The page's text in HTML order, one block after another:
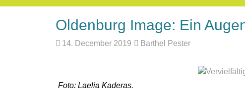
Oldenburg Image: Ein
14. December 2019 Barthel Pester
Foto: Laelia Kaderas.